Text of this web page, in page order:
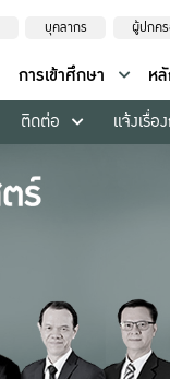
บุคลากร ผู้ปกค
การเข้าศึกษา ห
ติดต่อ แจ้งเรื่อ